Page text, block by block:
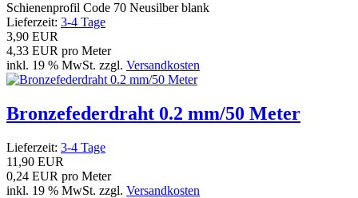
Schienenprofil Code 70 Neusilber blank
Lieferzeit: 3-4 Tage
3,90 EUR
4,33 EUR pro Meter
inkl. 19 % MwSt. zzgl. Versandkosten
Bronzefederdraht 0.2 mm/50 Meter
Lieferzeit: 3-4 Tage
11,90 EUR
0,24 EUR pro Meter
inkl. 19 % MwSt. zzgl. Versandkosten